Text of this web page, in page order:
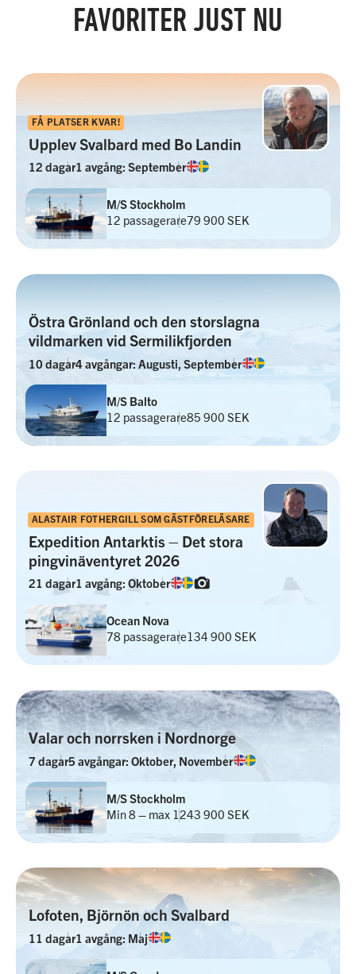
FAVORITER JUST NU
FÅ PLATSER KVAR!
Upplev Svalbard med Bo Landin
12 dagar1 avgång: September
M/S Stockholm
12 passagerare79 900 SEK
Östra Grönland och den storslagna
vildmarken vid Sermilikfjorden
10 dagar4 avgångar: Augusti, September
M/S Balto
12 passagerare85 900 SEK
ALASTAIR FOTHERGILL SOM GÄSTFÖRELÄSARE
Expedition Antarktis – Det stora
pingvinäventyret 2026
21 dagar1 avgång: Oktober
Ocean Nova
78 passagerare134 900 SEK
Valar och norrsken i Nordnorge
7 dagar5 avgångar: Oktober, November
M/S Stockholm
Min 8 – max 1243 900 SEK
Lofoten, Björnön och Svalbard
11 dagar1 avgång: Maj